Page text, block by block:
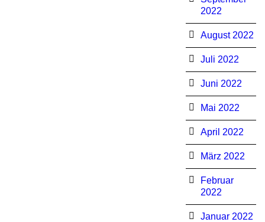
2022
August 2022
Juli 2022
Juni 2022
Mai 2022
April 2022
März 2022
Februar
2022
Januar 2022